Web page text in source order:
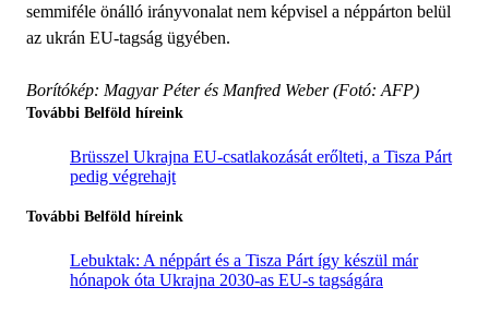
semmiféle önálló irányvonalat nem képvisel a néppárton belül
az ukrán EU-tagság ügyében.
Borítókép: Magyar Péter és Manfred Weber (Fotó: AFP)
További Belföld híreink
Brüsszel Ukrajna EU-csatlakozását erőlteti, a Tisza Párt
pedig végrehajt
További Belföld híreink
Lebuktak: A néppárt és a Tisza Párt így készül már
hónapok óta Ukrajna 2030-as EU-s tagságára